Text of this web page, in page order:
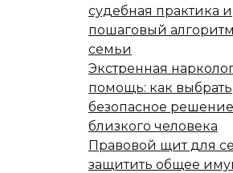
судебная практика и
пошаговый
семьи
Экстренная
помощь: как выбрать
безопасное
близкого человека
Правовой щит для
защитить общее